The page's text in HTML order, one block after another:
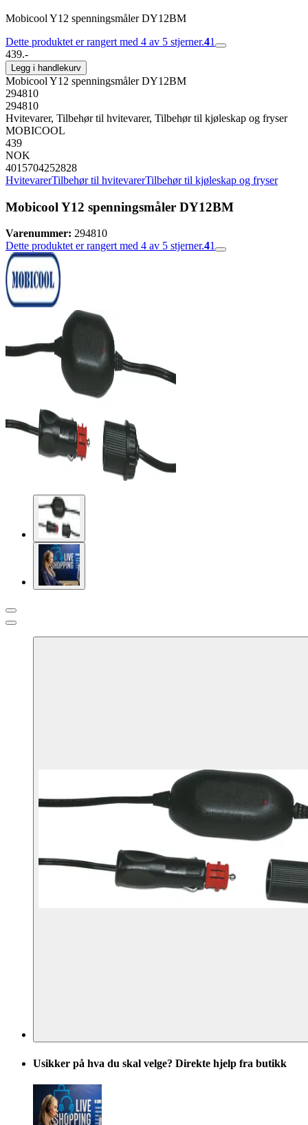
Mobicool Y12 spenningsmåler DY12BM
Dette produktet er rangert med 4 av 5 stjerner.41
439.-
Legg i handlekurv
Mobicool Y12 spenningsmåler DY12BM
294810
294810
Hvitevarer, Tilbehør til hvitevarer, Tilbehør til kjøleskap og fryser
MOBICOOL
439
NOK
4015704252828
HvitevarerTilbehør til hvitevarerTilbehør til kjøleskap og fryser
Mobicool Y12 spenningsmåler DY12BM
Varenummer: 294810
Dette produktet er rangert med 4 av 5 stjerner.41
Usikker på hva du skal velge? Direkte hjelp fra butikk